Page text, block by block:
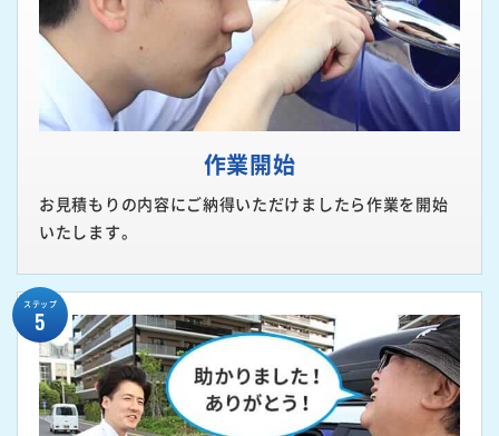
作業開始
お見積もりの内容にご納得いただけましたら作業を開始
いたします。
ステップ
5